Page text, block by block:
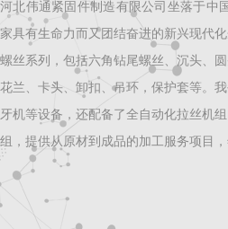
河北伟通紧固件制造有限公司坐落于
家具有生命力而又团结奋进的新兴现代
螺丝系列，包括六角钻尾螺丝、沉头、
花兰、卡头、卸扣、吊环，保护套等。
牙机等设备，还配备了全自动化拉丝机
组，提供从原材到成品的加工服务项目